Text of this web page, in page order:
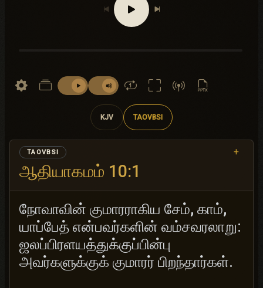
KJV TAOVBSI
ஆதியாகமம் 10:1
TAOVBSI +
நோவாவின் குமாரராகிய சேம், காம்,
யாப்பேத் என்பவர்களின் வம்சவரலாறு:
ஜலப்பிரளயத்துக்குப்பின்பு
அவர்களுக்குக் குமாரர் பிறந்தார்கள்.